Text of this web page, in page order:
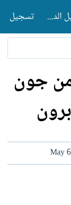
تسجيل الدخول تسجيل
جون
May